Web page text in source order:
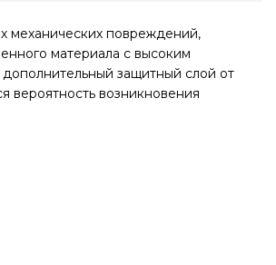
механических повреждений,
материала с высоким
защитный слой от
вероятность возникновения